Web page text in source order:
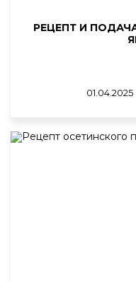
РЕЦЕПТ И
01.04.2025